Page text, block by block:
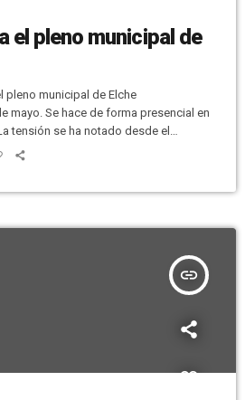
el pleno municipal de
pleno municipal de Elche
mayo. Se hace de forma presencial en
tensión se ha notado desde el
se han abordado varias
insert_link